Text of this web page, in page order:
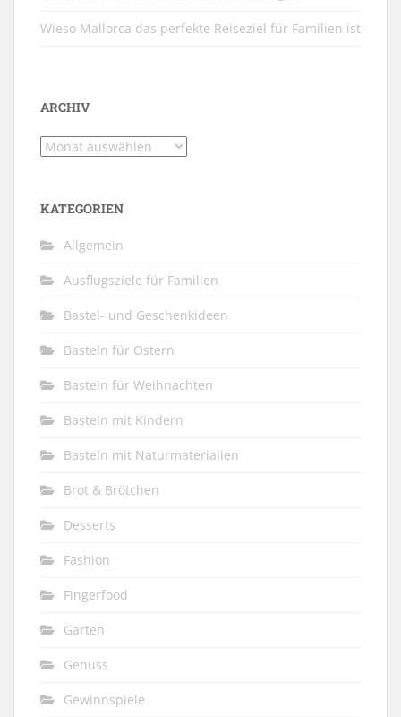
Wieso Mallorca das perfekte Reiseziel für Familien ist
ARCHIV
Archiv
KATEGORIEN
Allgemein
Ausflugsziele für Familien
Bastel- und Geschenkideen
Basteln für Ostern
Basteln für Weihnachten
Basteln mit Kindern
Basteln mit Naturmaterialien
Brot & Brötchen
Desserts
Fashion
Fingerfood
Garten
Genuss
Gewinnspiele